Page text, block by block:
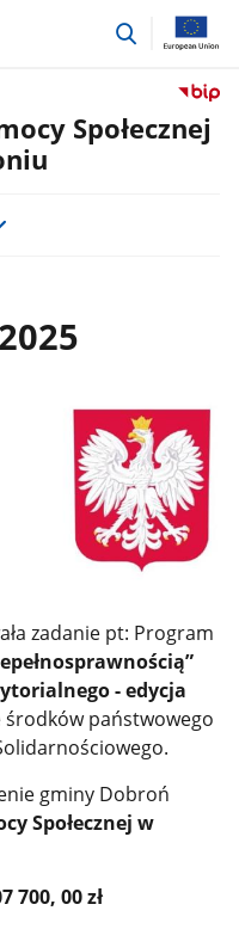
przejdź
Przejdź
do
Społecznej
zadanie pt: Program
- edycja
państwowego
gminy Dobroń
Społecznej w
700, 00 zł